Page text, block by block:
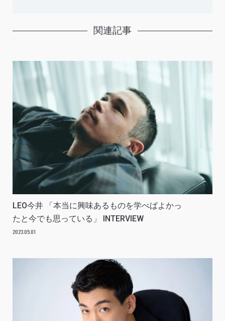
関連記事
LEO今井 「本当に興味あるものを学べばよかっ
たと今でも思っている」 INTERVIEW
2023.05.01